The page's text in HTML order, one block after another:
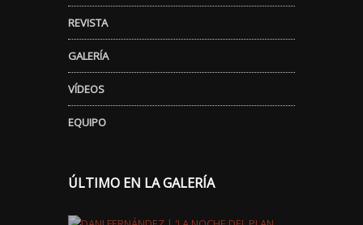
REVISTA
GALERÍA
VÍDEOS
EQUIPO
ÚLTIMO EN LA GALERÍA